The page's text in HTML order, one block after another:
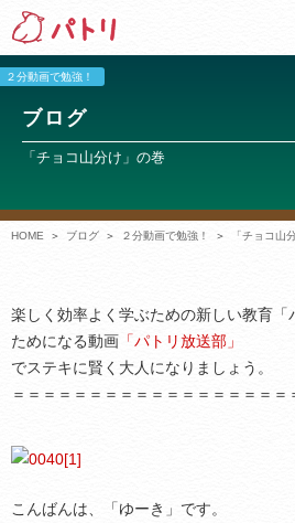
２分動画で勉強！
ブログ
「チョコ山分け」の巻
HOME ブログ ２分動画で勉強！ 「チョコ山
楽しく効率よく学ぶための新しい教育「
ためになる動画 「パトリ放送部」
でステキに賢く大人になりましょう。
＝＝＝＝＝＝＝＝＝＝＝＝＝＝＝＝＝＝
こんばんは、「ゆーき」です。